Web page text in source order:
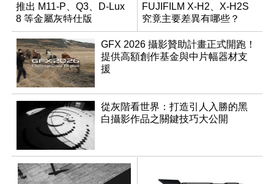
推出 M11-P、Q3、D-Lux
8 等金屬灰特仕版
FUJIFILM X-H2、X-H2S
究竟主要差異有哪些？
GFX 2026 攝影贊助計畫正式開跑！
提供高額創作基金與中片幅器材支
援
從灰階看世界：打造引人入勝的黑
白攝影作品之關鍵技巧大公開